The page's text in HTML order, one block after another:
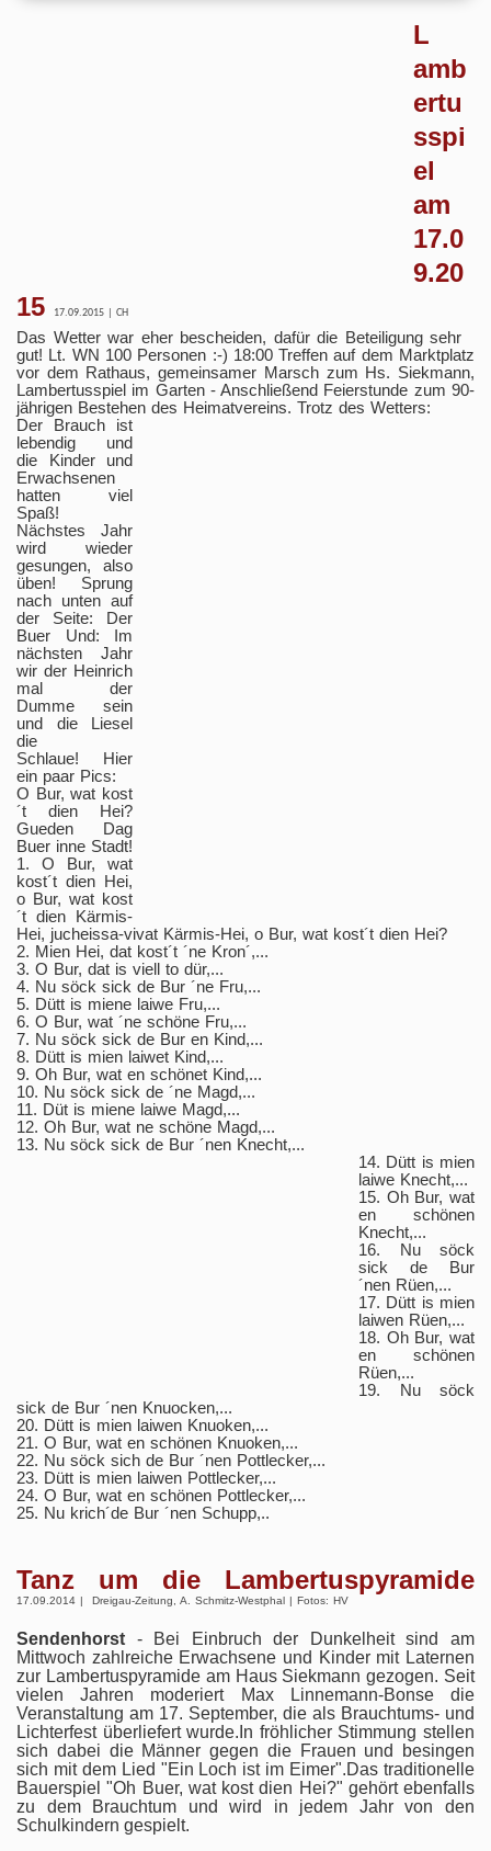
L
amb
ertu
sspi
el
am
17.0
9.20
15
17.09.2015 | CH
Das Wetter war eher bescheiden, dafür die Beteiligung sehr
gut! Lt. WN 100 Personen :-) 18:00 Treffen auf dem Marktplatz
vor dem Rathaus, gemeinsamer Marsch zum Hs. Siekmann,
Lambertusspiel im Garten - Anschließend Feierstunde zum 90-
jährigen Bestehen des Heimatvereins. Trotz des Wetters:
Der Brauch ist
lebendig und
die Kinder und
Erwachsenen
hatten viel
Spaß!
Nächstes Jahr
wird wieder
gesungen, also
üben! Sprung
nach unten auf
der Seite: Der
Buer Und: Im
nächsten Jahr
wir der Heinrich
mal der
Dumme sein
und die Liesel
die
Schlaue! Hier
ein paar Pics:
O Bur, wat kost
´t dien Hei?
Gueden Dag
Buer inne Stadt!
1. O Bur, wat
kost´t dien Hei,
o Bur, wat kost
´t dien Kärmis-
Hei, jucheissa-vivat Kärmis-Hei, o Bur, wat kost´t dien Hei?
2. Mien Hei, dat kost´t ´ne Kron´,...
3. O Bur, dat is viell to dür,...
4. Nu söck sick de Bur ´ne Fru,...
5. Dütt is miene laiwe Fru,...
6. O Bur, wat ´ne schöne Fru,...
7. Nu söck sick de Bur en Kind,...
8. Dütt is mien laiwet Kind,...
9. Oh Bur, wat en schönet Kind,...
10. Nu söck sick de ´ne Magd,...
11. Düt is miene laiwe Magd,...
12. Oh Bur, wat ne schöne Magd,...
13. Nu söck sick de Bur ´nen Knecht,...
14. Dütt is mien
laiwe Knecht,...
15. Oh Bur, wat
en schönen
Knecht,...
16. Nu söck
sick de Bur
´nen Rüen,...
17. Dütt is mien
laiwen Rüen,...
18. Oh Bur, wat
en schönen
Rüen,...
19. Nu söck
sick de Bur ´nen Knuocken,...
20. Dütt is mien laiwen Knuoken,...
21. O Bur, wat en schönen Knuoken,...
22. Nu söck sich de Bur ´nen Pottlecker,...
23. Dütt is mien laiwen Pottlecker,...
24. O Bur, wat en schönen Pottlecker,...
25. Nu krich´de Bur ´nen Schupp,..
Tanz um die Lambertuspyramide
17.09.2014 | Dreigau-Zeitung, A. Schmitz-Westphal | Fotos: HV
Sendenhorst - Bei Einbruch der Dunkelheit sind am
Mittwoch zahlreiche Erwachsene und Kinder mit Laternen
zur Lambertuspyramide am Haus Siekmann gezogen. Seit
vielen Jahren moderiert Max Linnemann-Bonse die
Veranstaltung am 17. September, die als Brauchtums- und
Lichterfest überliefert wurde.In fröhlicher Stimmung stellen
sich dabei die Männer gegen die Frauen und besingen
sich mit dem Lied "Ein Loch ist im Eimer".Das traditionelle
Bauerspiel "Oh Buer, wat kost dien Hei?" gehört ebenfalls
zu dem Brauchtum und wird in jedem Jahr von den
Schulkindern gespielt.